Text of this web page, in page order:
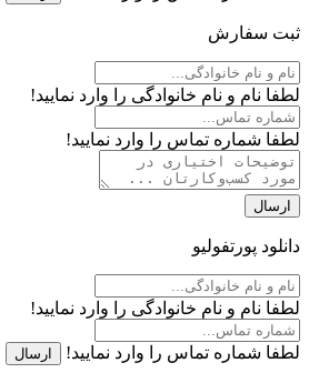
ثبت سفارش
لطفا نام و نام خانوادگی را وارد نمایید!
لطفا شماره تماس را وارد نمایید!
ارسال
دانلود پورتفولیو
لطفا نام و نام خانوادگی را وارد نمایید!
لطفا شماره تماس را وارد نمایید! ارسال